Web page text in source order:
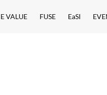
VALUE FUSE EaSI